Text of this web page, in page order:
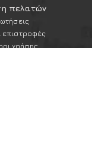
πελατών
χρήσης
επιστροφές